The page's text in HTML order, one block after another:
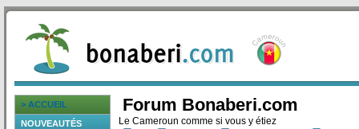
> ACCUEIL
NOUVEAUTÉS
Forum Bonaberi.com
Le Cameroun comme si vous y étiez